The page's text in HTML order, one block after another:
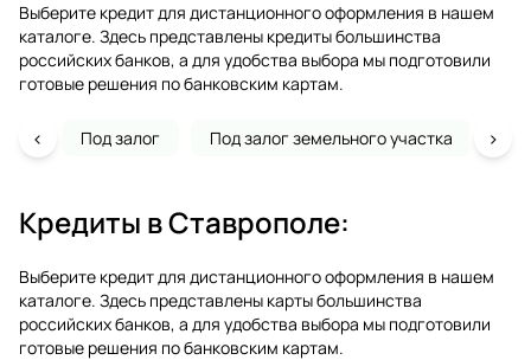
Выберите кредит для дистанционного оформления в нашем
каталоге. Здесь представлены кредиты большинства
российских банков, а для удобства выбора мы подготовили
готовые решения по банковским картам.
Под залог Под залог земельного участка
‹ ›
Кредиты вСтаврополе:
Выберите кредит для дистанционного оформления в нашем
каталоге. Здесь представлены карты большинства
российских банков, а для удобства выбора мы подготовили
готовые решения по банковским картам.